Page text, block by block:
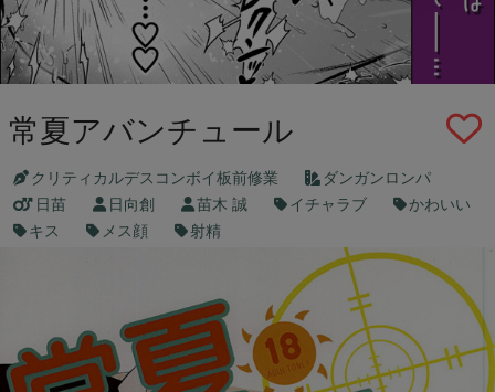
常夏アバンチュール
クリティカルデスコンボイ板前修業
ダンガンロンパ
日苗
日向創 苗木 誠 イチャラブ
かわいい
キス
メス顔 射精